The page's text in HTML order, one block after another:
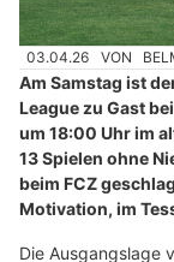
03.04.26 VON
Am Samstag ist
League zu Gast
um 18:00 Uhr im
13 Spielen ohne
beim FCZ
Motivation, im
Die Ausgangslage